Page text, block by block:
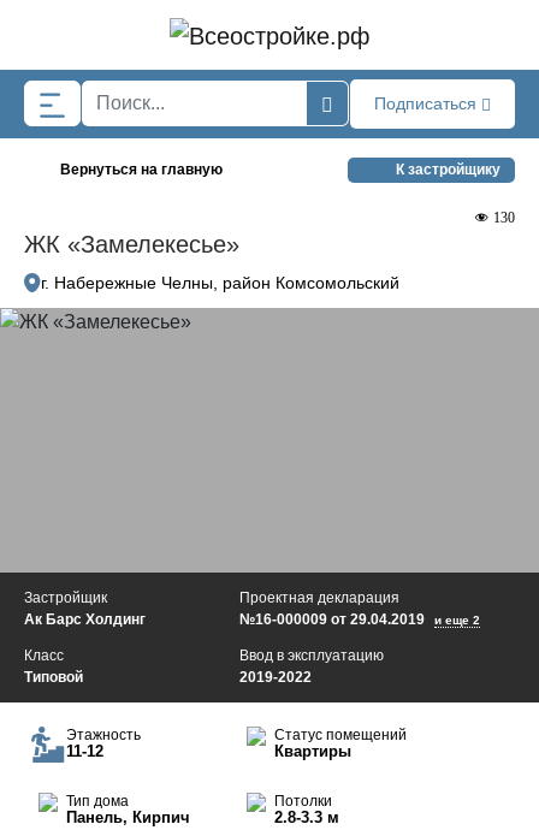
Подписаться
Вернуться на главную К застройщику
ЖК «Замелекесье»
130
г. Набережные Челны, район Комсомольский
Застройщик
Ак Барс Холдинг
Проектная декларация
№16-000009 от 29.04.2019
и еще 2
Ввод в эксплуатацию
2019-2022
Класс
Типовой
Этажность
11-12
Статус помещений
Квартиры
Тип дома
Панель, Кирпич
Потолки
2.8-3.3 м